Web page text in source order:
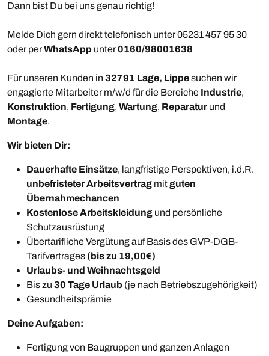
Dann bist Du bei uns genau richtig!
Melde Dich gern direkt telefonisch unter 05231 457 95 30
oder perWhatsApp unter0160/98001638
Für unseren Kunden in 32791 Lage, Lippesuchen wir
engagierte Mitarbeiter m/w/d für die Bereiche Industrie,
Konstruktion, Fertigung, Wartung, Reparatur und
Montage.
Wir bieten Dir:
Dauerhafte Einsätze, langfristige Perspektiven, i.d.R.
unbefristeter Arbeitsvertrag mitguten
Übernahmechancen
Kostenlose Arbeitskleidung und persönliche
Schutzausrüstung
Übertarifliche Vergütung auf Basis des GVP-DGB-
Tarifvertrages (bis zu 19,00€)
Urlaubs- und Weihnachtsgeld
Bis zu 30 Tage Urlaub (je nach Betriebszugehörigkeit)
Gesundheitsprämie
Deine Aufgaben:
Fertigung von Baugruppen und ganzen Anlagen